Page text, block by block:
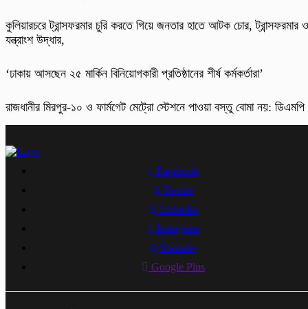
কুলিয়ারচরে ট্রান্সফরমার চুরি করতে গিয়ে জনতার হাতে আটক চোর, ট্রান্সফরমার ও
যন্ত্রাংশ উদ্ধার,
‘ঢাকায় আসছেন ২৫ মার্কিন বিনিয়োগকারী প্রতিষ্ঠানের শীর্ষ কর্মকর্তারা’
রাজধানীর মিরপুর-১০ ও ফার্মগেট মেট্রো স্টেশনে পাওয়া বস্তু বোমা নয়: ডিএমপি
Facebook
Twitter
Linkedin
Instagram
Youtube
Google Plus